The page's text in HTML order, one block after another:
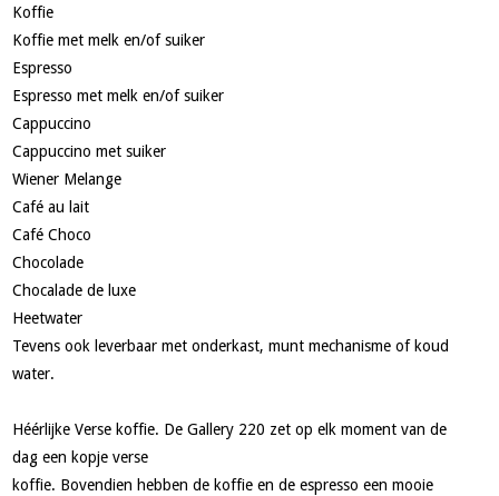
Koffie
Koffie met melk en/of suiker
Espresso
Espresso met melk en/of suiker
Cappuccino
Cappuccino met suiker
Wiener Melange
Café au lait
Café Choco
Chocolade
Chocalade de luxe
Heetwater
Tevens ook leverbaar met onderkast, munt mechanisme of koud
water.
Héérlijke Verse koffie. De Gallery 220 zet op elk moment van de
dag een kopje verse
koffie. Bovendien hebben de koffie en de espresso een mooie